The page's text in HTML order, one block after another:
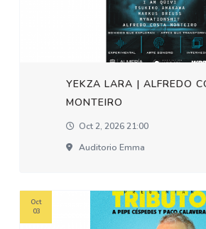
YEKZA LARA | ALFREDO
MONTEIRO
Oct 2, 2026 21:00
Auditorio Emma
Oct
03